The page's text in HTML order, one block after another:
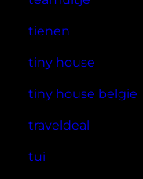
tienen
tiny house
tiny house belgie
traveldeal
tui